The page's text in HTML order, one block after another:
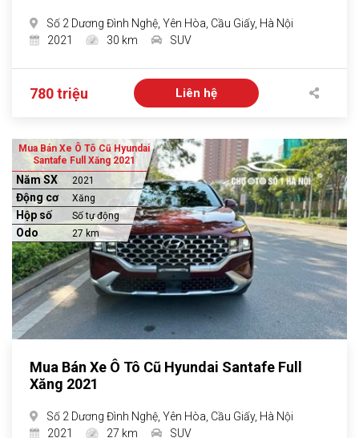
Số 2 Dương Đình Nghệ, Yên Hòa, Cầu Giấy, Hà Nội
2021
30 km SUV
780 triệu Liên hệ
Mua Bán Xe Ô Tô Cũ Hyundai
Santafe Full Xăng 2021
Năm SX 2021
Động cơ Xăng
Hộp số Số tự động
Odo 27 km
Mua Bán Xe Ô Tô Cũ Hyundai Santafe Full
Xăng 2021
Số 2 Dương Đình Nghệ, Yên Hòa, Cầu Giấy, Hà Nội
2021
27 km SUV